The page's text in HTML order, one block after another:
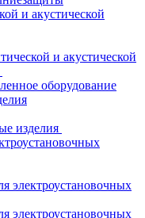
и акустической
и акустической
оборудование
изделия
электроустановочных
электроустановочных